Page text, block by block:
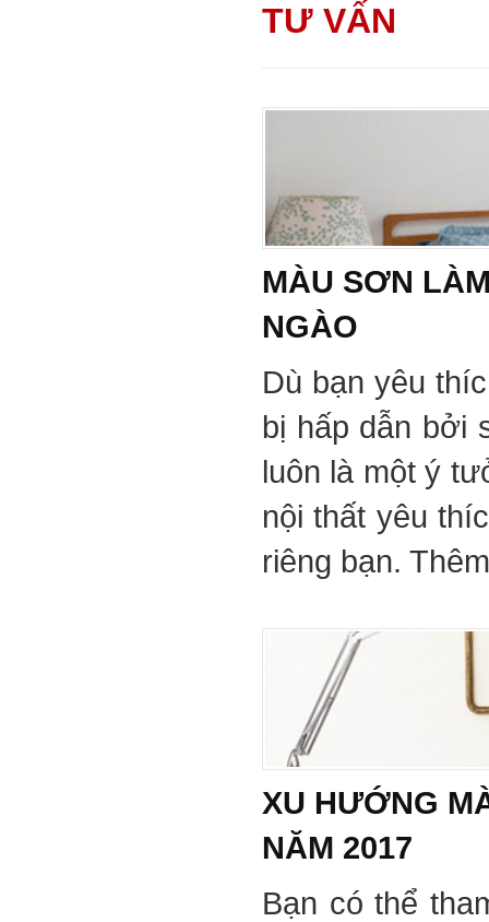
TƯ VẤN
MÀU SƠN
NGÀO
Dù bạn yêu
bị hấp dẫn bởi
luôn là một ý
nội thất yêu
riêng bạn.
XU HƯỚNG
NĂM 2017
Bạn có thể